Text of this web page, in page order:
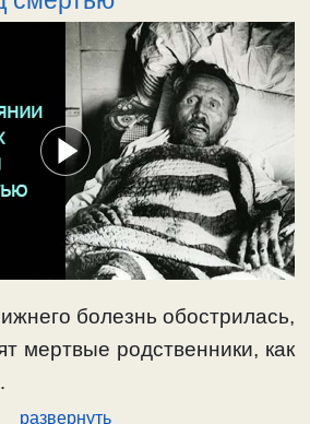
болезнь обострилась,
мертвые родственники, как
развернуть